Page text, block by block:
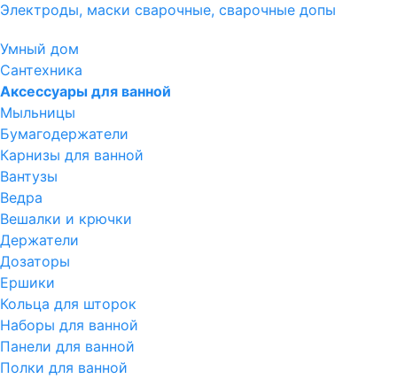
Электроды, маски сварочные, сварочные допы
Умный дом
Сантехника
Аксессуары для ванной
Мыльницы
Бумагодержатели
Карнизы для ванной
Вантузы
Ведра
Вешалки и крючки
Держатели
Дозаторы
Ершики
Кольца для шторок
Наборы для ванной
Панели для ванной
Полки для ванной